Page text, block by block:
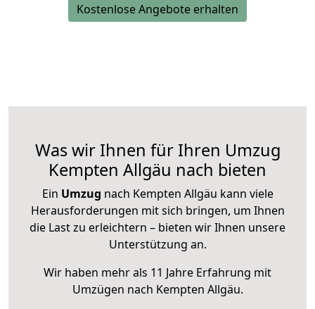
Kostenlose Angebote erhalten
Was wir Ihnen für Ihren Umzug
Kempten Allgäu nach bieten
Ein Umzug nach Kempten Allgäu kann viele
Herausforderungen mit sich bringen, um Ihnen
die Last zu erleichtern – bieten wir Ihnen unsere
Unterstützung an.
Wir haben mehr als 11 Jahre Erfahrung mit
Umzügen nach Kempten Allgäu.